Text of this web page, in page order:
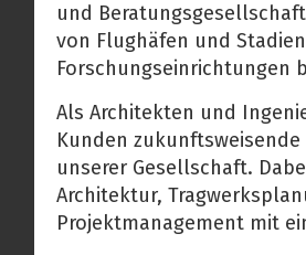
und
von Flughäfen und
Forschungseinrichtungen
Als Architekten und
Kunden
unserer Gesellschaft.
Architektur,
Projektmanagement mit